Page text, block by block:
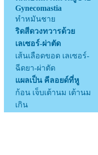
Gynecomastia
ทำหมันชาย
ริดสีดวงทวารด้วย
เลเซอร์-ผ่าตัด
เส้นเลือดขอด เลเซอร์-
ฉีดยา-ผ่าตัด
แผลเป็น คีลอยด์ที่หู
ก้อน เจ็บเต้านม เต้านม
เกิน